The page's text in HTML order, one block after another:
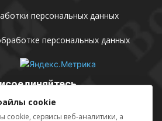
персональных данных
персональных данных
cookie
cookie, сервисы веб-аналитики, а